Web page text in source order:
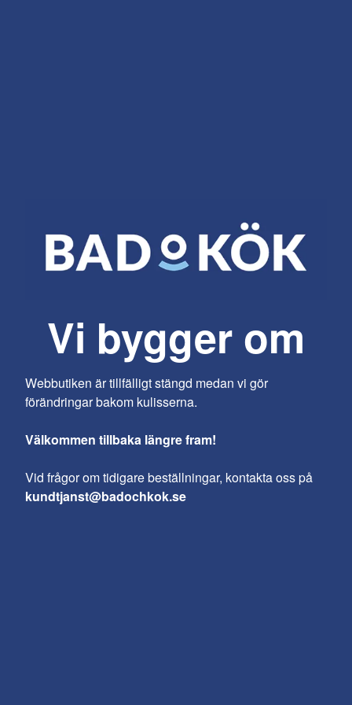
Vi bygger om
Webbutiken är tillfälligt stängd medan vi gör
förändringar bakom kulisserna.
Välkommen tillbaka längre fram!
Vid frågor om tidigare beställningar, kontakta oss på
kundtjanst@badochkok.se